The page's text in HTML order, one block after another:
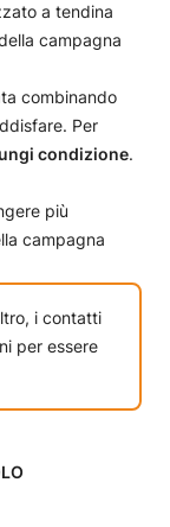
combinando
Per
condizione.
i contatti
per essere